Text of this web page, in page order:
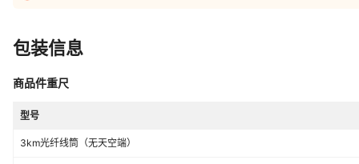
包装信息
商品件重尺
型号
3km光纤线筒（无天空端）